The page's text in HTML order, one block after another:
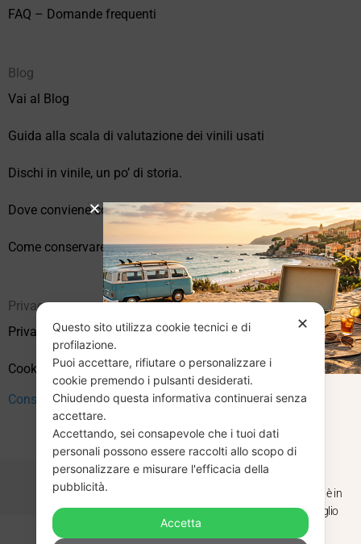
FAQ – Domande frequenti
Blog
Vai al Blog
Guida alla scala di valutazione dei vinili usati
Dischi in vinile, un po’ di storia.
Dove conviene comprare vinili online?
Come conservare correttamente i vinili usati
Privacy
Privacy Policy
Cookie Policy (UE)
Consenso
Copyright © 2026 Vendita Vinili Usati | P.IVA 12240940960
✕
Questo sito utilizza cookie tecnici e di
profilazione.
Puoi accettare, rifiutare o personalizzare i
cookie premendo i pulsanti desiderati.
Chiudendo questa informativa continuerai senza
accettare.
Accettando, sei consapevole che i tuoi dati
personali possono essere raccolti allo scopo di
personalizzare e misurare l'efficacia della
pubblicità.
Accetta
CHIUSURA
ESTIVA
Dal 29 luglio al 31 agosto venditaviniliusati.it è in
pausa estiva. Gli ordini ricevuti entro il 29 luglio
saranno spediti regolarmente.